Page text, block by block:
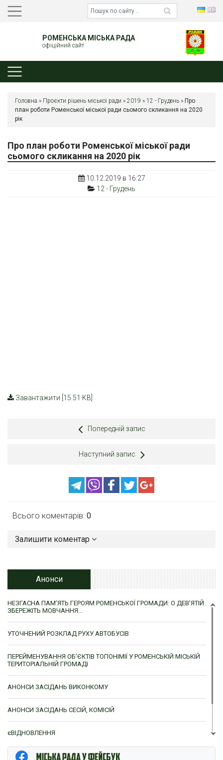
РОМЕНСЬКА МІСЬКА РАДА
офіційний сайт
Головна » Проєкти рішень міської ради » 2019 » 12 - Грудень » Про
план роботи Роменської міської ради сьомого скликання на 2020
рік
Про план роботи Роменської міської ради
сьомого скликання на 2020 рік
10.12.2019 в 16:27
12 - Грудень
Завантажити [15.51 KB]
Попередній запис
Наступний запис
Всього коментарів: 0
Залишити коментар
Анонси
НЕЗГАСНА ПАМ’ЯТЬ ГЕРОЯМ РОМЕНСЬКОЇ ГРОМАДИ: О ДЕВ’ЯТІЙ
ЗБЕРЕЖІТЬ МОВЧАННЯ…
УТОЧНЕНИЙ РОЗКЛАД РУХУ АВТОБУСІВ
ПЕРЕЙМЕНУВАННЯ ОБ’ЄКТІВ ТОПОНІМІЇ У РОМЕНСЬКІЙ МІСЬКІЙ
ТЕРИТОРІАЛЬНІЙ ГРОМАДІ
АНОНСИ ЗАСІДАНЬ ВИКОНКОМУ
АНОНСИ ЗАСІДАНЬ СЕСІЙ, КОМІСІЙ
єВІДНОВЛЕННЯ
ЦНАП м. Ромни